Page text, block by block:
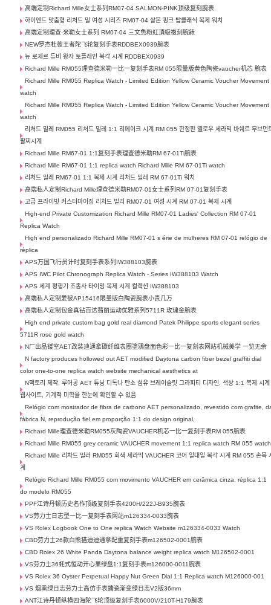
高端定制Richard Mille女士系列RM07-04 SALMON-PINK顶级复刻腕表
하이엔드 맞춤형 리처드 밀 여성 시리즈 RM07-04 살몬 핑크 탑클래식 복제 워치
高端定制理查·米勒女士系列 RM07-04 三文魚粉紅頂級複刻腕錶
NEW罗杰杜彼王者陀飞轮复刻手表RDDBEX0939腕表
뉴 로제르 듀비 왕자 토플레인 복각 시계 RDDBEX0939
Richard Mille RM055理查德米勒一比一复刻手表RM 055限量版黄色陶瓷vaucher机芯 腕表
Richard Mille RM055 Replica Watch - Limited Edition Yellow Ceramic Voucher Movement
watch
Richard Mille RM055 Replica Watch - Limited Edition Yellow Ceramic Voucher Movement
watch
리처드 밀레 RM055 리처드 밀레 1:1 리메이크 시계 RM 055 한정판 옐로우 세라믹 바쉐르 무브먼
팔찌시계
Richard Mille RM67-01 1:1复刻手表理查德米勒RM 67-01Ti腕表
Richard Mille RM67-01 1:1 replica watch Richard Mille RM 67-01Ti watch
리처드 밀레 RM67-01 1:1 복제 시계 리처드 밀레 RM 67-01Ti 워치
高端私人定制Richard Mille理查德米勒RM07-01女士系列RM 07-01复刻手表
고급 프라이빗 커스터마이징 리처드 밀리 RM07-01 여성 시계 RM 07-01 복제 시계
High-end Private Customization Richard Mille RM07-01 Ladies' Collection RM 07-01
Replica Watch
High end personalizado Richard Mille RM07-01 s érie de mulheres RM 07-01 relógio de
réplica
APS万国飞行员计时复刻手表系列IW388103腕表
APS IWC Pilot Chronograph Replica Watch - Series IW388103 Watch
APS 세계 평행기 조종사 타이밍 복제 시계 컬렉션 IW388103
高端私人定制爱彼AP15416限量版白陶瓷腕表小贵几万
高端私人定制包金真钻百达翡丽运动优雅系列5711R 玫瑰金腕表
High end private custom bag gold real diamond Patek Philippe sports elegant series
5711R rose gold watch
N厂出品镂空AET改装迪通拿碳纤维表圈塗鴉盘面色彩一比一复刻表网站机械美学 一览无余
N factory produces hollowed out AET modified Daytona carbon fiber bezel graffiti dial
color one-to-one replica watch website mechanical aesthetics at
N팩토리 제작, 루어공 AET 튜닝 디톡나 탄소 섬유 브레이슬릿 그라피티 디자인, 색상 1:1 복제 시계
웹사이트, 기계적 미학을 한눈에 확인할 수 있음
Relógio com mostrador de fibra de carbono AET personalizado, revestido com grafite,
fábrica N, reprodução fiel em proporção 1:1 do design original,
Richard Mille理查德米勒RM055灰陶瓷VAUCHER机芯一比一复刻手表RM 055腕表
Richard Mille RM055 grey ceramic VAUCHER movement 1:1 replica watch RM 055 watch
Richard Mille 리차드 밀러 RM055 회색 세라믹 VAUCHER 코어 일대일 복각 시계 RM 055 손목
계
Relógio Richard Mille RM055 com movimento VAUCHER em cerâmica cinza, réplica 1:1
do modelo RM055
PPF江诗丹顿历史名作顶级复刻手表4200H/222J-B935腕表
VS劳力士日志型一比一复刻手表网站m126334-0033腕表
VS Rolex Logbook One to One replica Watch Website m126334-0033 Watch
CBD劳力士26款白熊猫迪迪通拿配重复刻手表m126502-0001腕表
CBD Rolex 26 White Panda Daytona balance weight replica watch M126502-0001
VS劳力士36蚝式恒动开心果绿盘1:1复刻手表m126000-0011腕表
VS Rolex 36 Oyster Perpetual Happy Nut Green Dial 1:1 Replica watch M126000-001
VS 烟熏绿日志劳力士高仿手表搪瓷渐变绿日志V2版36mm
ANT江诗丹顿纵横四海陀飞轮顶级复刻手表6000V/210T-H179腕表